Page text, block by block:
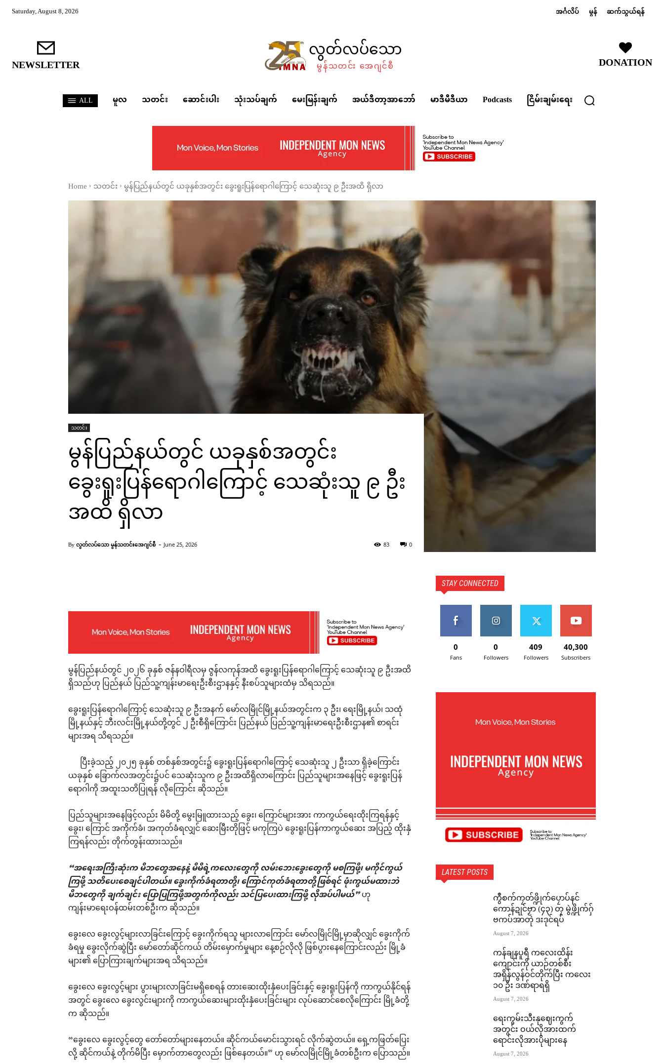
Saturday, August 8, 2026 အင်္ဂလိပ် မွန် ဆက်သွယ်ရန်
NEWSLETTER လွတ်လပ်သော
မွန်သတင်း အေဂျင်စီ DONATION
ALL မူလ သတင်း ဆောင်းပါး သုံးသပ်ချက် မေးမြန်းချက် အယ်ဒီတာ့အာဘော် မာဒီမီဒီယာ Podcasts ငြိမ်းချမ်းရေး
Home သတင်း မွန်ပြည်နယ်တွင် ယခုနှစ်အတွင်း ခွေးရူးပြန်ရောဂါကြောင့် သေဆုံးသူ ၉ ဦးအထိ ရှိလာ
သတင်း
မွန်ပြည်နယ်တွင် ယခုနှစ်အတွင်း
ခွေးရူးပြန်ရောဂါကြောင့် သေဆုံးသူ ၉ ဦး
အထိ ရှိလာ
By လွတ်လပ်သော မွန်သတင်းအေဂျင်စီ - June 25, 2026 0
83
မွန်ပြည်နယ်တွင် ၂၀၂၆ ခုနှစ် ဇန်နဝါရီလမှ ဇွန်လကုန်အထိ ခွေးရူးပြန်ရောဂါကြောင့် သေဆုံးသူ ၉ ဦးအထိ
ရှိသည်ဟု ပြည်နယ် ပြည်သူ့ကျန်းမာရေးဦးစီးဌာနနှင့် နီးစပ်သူများထံမှ သိရသည်။
ခွေးရူးပြန်ရောဂါကြောင့် သေဆုံးသူ ၉ ဦးအနက် မော်လမြိုင်မြို့နယ်အတွင်းက ၃ ဦး၊ ရေးမြို့နယ်၊ သထုံ
မြို့နယ်နှင့် ဘီးလင်းမြို့နယ်တို့တွင် ၂ ဦးစီရှိကြောင်း ပြည်နယ် ပြည်သူ့ကျန်းမာရေးဦးစီးဌာန၏ စာရင်း
များအရ သိရသည်။
ပြီးခဲ့သည့် ၂၀၂၅ ခုနှစ် တစ်နှစ်အတွင်း၌ ခွေးရူးပြန်ရောဂါကြောင့် သေဆုံးသူ ၂ ဦးသာ ရှိခဲ့ကြောင်း
ယခုနှစ် ခြောက်လအတွင်း၌ပင် သေဆုံးသူက ၉ ဦးအထိရှိလာကြောင်း ပြည်သူများအနေဖြင့် ခွေးရူးပြန်
ရောဂါကို အထူးသတိပြုရန် လိုကြောင်း ဆိုသည်။
ပြည်သူများအနေဖြင့်လည်း မိမိတို့ မွေးမြူထားသည့် ခွေး၊ ကြောင်များအား ကာကွယ်ရေးထိုးကြရန်နှင့်
‌ခွေး၊ ကြောင် အကိုက်ခံ၊ အကုတ်ခံရလျှင် ဆေးမြီးတိုဖြင့် မကုကြပဲ ခွေးရူးပြန်ကာကွယ်ဆေး အပြည့် ထိုးနှံ
ကြရန်လည်း တိုက်တွန်းထားသည်။
“အရေးအကြီးဆုံးက မိဘတွေအနေနဲ့ မိမိရဲ့ကလေးတွေကို လမ်းဘေးခွေးတွေကို မစကြဖို့၊ မကိုင်ကွယ်
ကြဖို့ သတိပေးစေချင်ပါတယ်။ ခွေးကိုက်ခံရတာတို့၊ ကြောင်ကုတ်ခံရတာတို့ဖြစ်ရင် ဖုံးကွယ်မထားဘဲ
မိဘတွေကို ချက်ချင်း ပြောပြကြဖို့အတွက်ကိုလည်း သင်ပြပေးထားကြဖို့ လိုအပ်ပါမယ်”ဟု
ကျန်းမာရေးဝန်ထမ်းတစ်ဦးက ဆိုသည်။
ခွေးလေ ခွေးလွင့်များလာခြင်းကြောင့် ခွေးကိုက်ရသူ များလာကြောင်း မော်လမြိုင်မြို့မှာဆိုလျှင် ခွေးကိုက်
ခံရမှု ခွေးလိုက်ဆွဲပြီး မော်တော်ဆိုင်ကယ် တိမ်းမှောက်မှုများ နေ့စဉ်လိုလို ဖြစ်ပွားနေကြောင်းလည်း မြို့ခံ
များ၏ ပြောကြားချက်များအရ သိရသည်။
ခွေးလေ ခွေးလွင့်များ ပွားများလာခြင်းမရှိစေရန် တားဆေးထိုးနှံပေးခြင်းနှင့် ခွေးရူးပြန်ကို ကာကွယ်နိုင်ရန်
အတွင် ခွေးလေ ခွေးလွင်းများကို ကာကွယ်ဆေးများထိုးနှံပေးခြင်းများ လုပ်ဆောင်စေလိုကြောင်း မြို့ခံတို့
က ဆိုသည်။
“ခွေးလေ ခွေးလွင့်တွေ တော်တော်များနေတယ်။ ဆိုင်ကယ်မောင်းသွားရင် လိုက်ဆွဲတယ်။ ရှေ့ကဖြတ်ပြေး
လို့ ဆိုင်ကယ်နဲ့ တိုက်မိပြီး မှောက်တာတွေလည်း ဖြစ်နေတယ်။” ဟု မော်လမြိုင်မြို့ခံတစ်ဦးက ပြောသည်။
STAY CONNECTED
0
Fans
0
Followers
409
Followers
40,300
Subscribers
LATEST POSTS
ကွဳစက်ကၠတ်ဖ္ဍိုက်ပၠောပ်နင်
ကောန်ဍုင်ဗၟာ (၄၃) တၠ မွဲဖ္ဍိုက်ဂှ်
ဗကပ်အာတုဲ ဒးဒုင်ရပ်
August 7, 2026
ကန်ချနပူရီ ကလေးထိန်း
ကျောင်းကို ယာဉ်တစ်စီး
အရှိန်လွန်ဝင်တိုက်ပြီး ကလေး
၁၀ ဦး ဒဏ်ရာရရှိ
August 7, 2026
ရေးကွမ်းသီးနုဈေးကွက်
အတွင်း ဝယ်လိုအားထက်
ရောင်းလိုအားပိုများနေ
August 7, 2026